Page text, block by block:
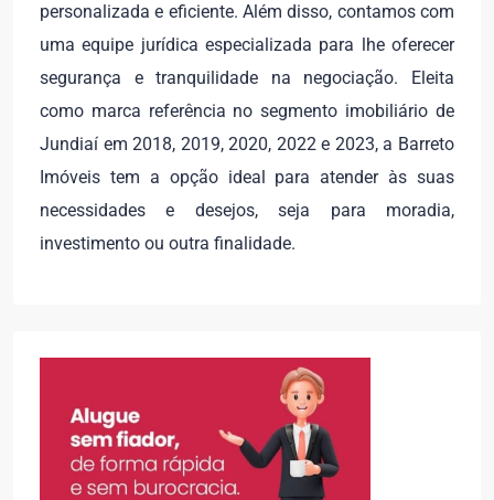
personalizada e eficiente. Além disso, contamos com
uma equipe jurídica especializada para lhe oferecer
segurança e tranquilidade na negociação. Eleita
como marca referência no segmento imobiliário de
Jundiaí em 2018, 2019, 2020, 2022 e 2023, a Barreto
Imóveis tem a opção ideal para atender às suas
necessidades e desejos, seja para moradia,
investimento ou outra finalidade.